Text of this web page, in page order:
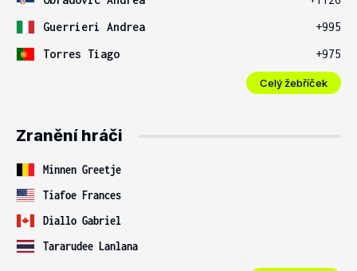
Guerrieri Andrea
+995
Torres Tiago
+975
Celý žebříček
Zranění hráči
Minnen Greetje
Tiafoe Frances
Diallo Gabriel
Tararudee Lanlana